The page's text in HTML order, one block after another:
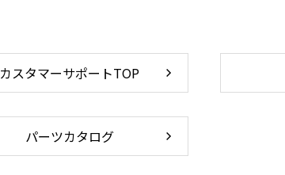
カスタマーサポートTOP
パーツカタログ